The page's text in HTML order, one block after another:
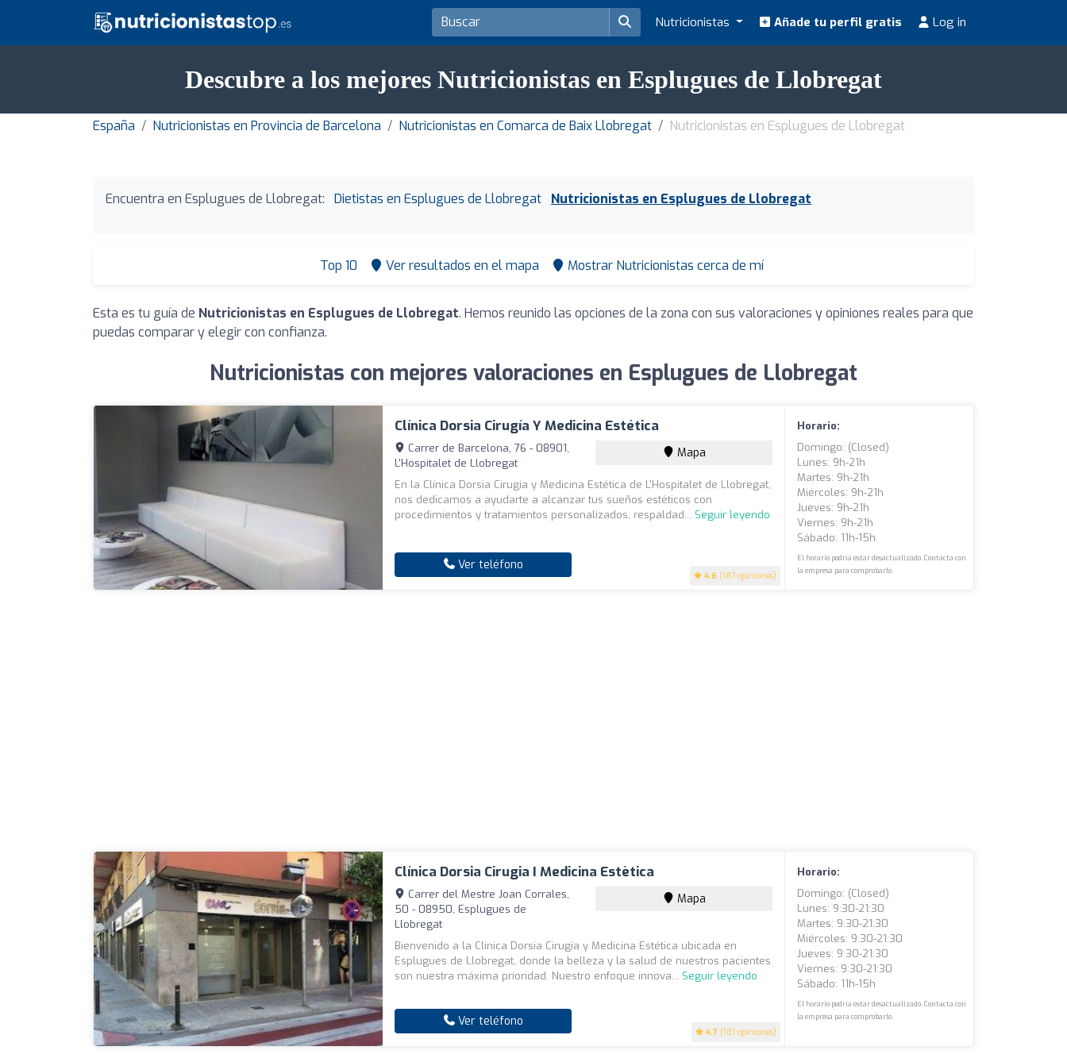
Nutricionistas Añade tu perfil gratis Log in
Descubre a los mejores Nutricionistas en Esplugues de Llobregat
España Nutricionistas en Provincia de Barcelona Nutricionistas en Comarca de Baix Llobregat Nutricionistas en Esplugues de Llobregat
Encuentra en Esplugues de Llobregat: Dietistas en Esplugues de Llobregat Nutricionistas en Esplugues de Llobregat
Top 10 Ver resultados en el mapa Mostrar Nutricionistas cerca de mí
Esta es tu guía de Nutricionistas en Esplugues de Llobregat. Hemos reunido las opciones de la zona con sus valoraciones y opiniones reales para que
puedas comparar y elegir con confianza.
Nutricionistas con mejores valoraciones en Esplugues de Llobregat
Clínica Dorsia Cirugía Y Medicina Estética
4.6 (187 opiniones)
Carrer de Barcelona, 76 - 08901,
L'Hospitalet de Llobregat
Mapa
En la Clínica Dorsia Cirugía y Medicina Estética de L'Hospitalet de Llobregat,
nos dedicamos a ayudarte a alcanzar tus sueños estéticos con
procedimientos y tratamientos personalizados, respaldad... Seguir leyendo
Ver teléfono
Horario:
Domingo: (closed)
Lunes: 9h-21h
Martes: 9h-21h
Miércoles: 9h-21h
Jueves: 9h-21h
Viernes: 9h-21h
Sábado: 11h-15h
El horario podría estar desactualizado. Contacta con
la empresa para comprobarlo.
Clínica Dorsia Cirugia I Medicina Estètica
4.7 (181 opiniones)
Carrer del Mestre Joan Corrales,
50 - 08950, Esplugues de
Llobregat
Mapa
Bienvenido a la Clínica Dorsia Cirugía y Medicina Estética ubicada en
Esplugues de Llobregat, donde la belleza y la salud de nuestros pacientes
son nuestra máxima prioridad. Nuestro enfoque innova... Seguir leyendo
Ver teléfono
Horario:
Domingo: (closed)
Lunes: 9:30-21:30
Martes: 9:30-21:30
Miércoles: 9:30-21:30
Jueves: 9:30-21:30
Viernes: 9:30-21:30
Sábado: 11h-15h
El horario podría estar desactualizado. Contacta con
la empresa para comprobarlo.